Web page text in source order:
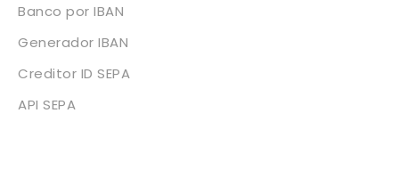
Banco por IBAN
Generador IBAN
Creditor ID SEPA
API SEPA